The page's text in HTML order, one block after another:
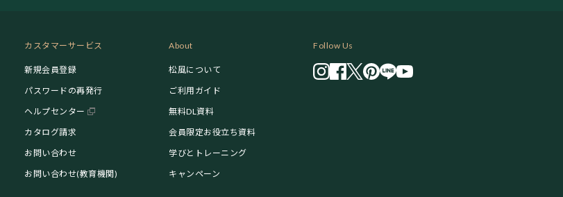
カスタマーサービス
新規会員登録
パスワードの再発行
ヘルプセンター
カタログ請求
お問い合わせ
お問い合わせ(教育機関)
About
松風について
ご利用ガイド
無料DL資料
会員限定お役立ち資料
学びとトレーニング
キャンペーン
Follow Us